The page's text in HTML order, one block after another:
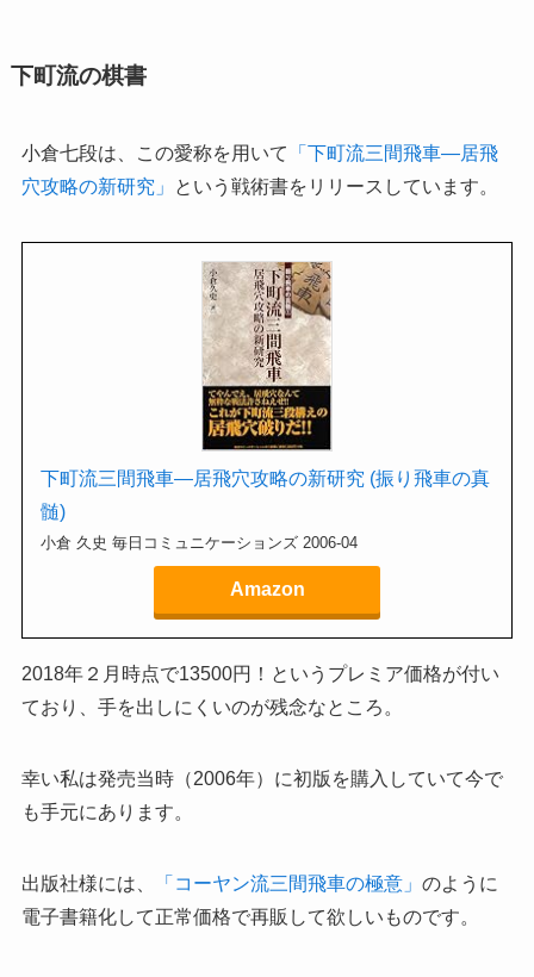
下町流の棋書
小倉七段は、この愛称を用いて
「下町流三間飛車―居飛
穴攻略の新研究」
という戦術書をリリースしています。
下町流三間飛車―居飛穴攻略の新研究 (振り飛車の真
髄)
小倉 久史 毎日コミュニケーションズ 2006-04
Amazon
2018年２月時点で13500円！というプレミア価格が付い
ており、手を出しにくいのが残念なところ。
幸い私は発売当時（2006年）に初版を購入していて今で
も手元にあります。
出版社様には、 「コーヤン流三間飛車の極意」 のように
電子書籍化して正常価格で再販して欲しいものです。